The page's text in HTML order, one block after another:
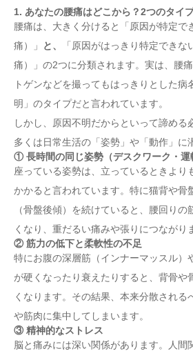
1. あなたの腰痛はどこから？2つのタイ
腰痛は、大きく分けると「原因が特定で
痛）」
と、
「原因がはっきり特定でき
痛）」の2つに分類されます。実は、腰
トゲンなどを撮ってもはっきりとした病
明」のタイプだと言われています。
しかし、原因不明だからといって諦める
多くは日常生活の「姿勢」や「動作」に
① 長時間の同じ姿勢（デスクワーク・運
座っている姿勢は、立っているときより
かかると言われています。特に猫背や骨
（骨盤後傾）を続けていると、腰回り
くなり、重だるい痛みや張りにつながり
② 筋力の低下と柔軟性の不足
特にお腹の深層筋（インナーマッスル）
が硬くなったり衰えたりすると、背骨や
くなります。その結果、本来分散される
や筋肉に集中してしまいます。
③ 精神的なストレス
脳と痛みには深い関係があります。人間